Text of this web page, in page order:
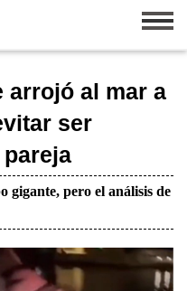
arrojó al mar a
ser
gigante, pero el análisis de